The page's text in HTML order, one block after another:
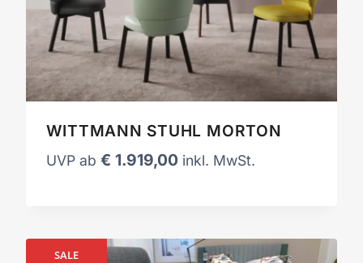
WITTMANN STUHL MORTON
UVP ab € 1.919,00 inkl. MwSt.
SALE